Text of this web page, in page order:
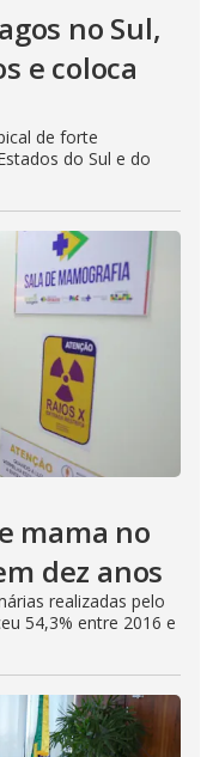
no Sul,
e coloca
de forte
do Sul e do
mama no
dez anos
realizadas pelo
54,3% entre 2016 e